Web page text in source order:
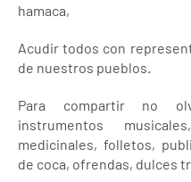
hamaca,
Acudir todos con
de nuestros pueblos.
Para compartir no
instrumentos
medicinales, folletos,
de coca, ofrendas, dulces